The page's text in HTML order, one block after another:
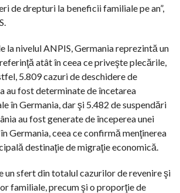
de drepturi la beneficii familiale pe an”,
la nivelul ANPIS, Germania reprezintă un
atât în ceea ce priveşte plecările,
5.809 cazuri de deschidere de
au fost determinate de încetarea
în Germania, dar şi 5.482 de suspendări
au fost generate de începerea unei
Germania, ceea ce confirmă menţinerea
destinaţie de migraţie economică.
un sfert din totalul cazurilor de revenire şi
familiale, precum şi o proporţie de